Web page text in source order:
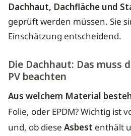
Dachhaut, Dachfläche und
geprüft werden müssen. Sie
Einschätzung entscheidend.
Die Dachhaut: Das muss
PV beachten
Aus welchem Material
Folie, oder EPDM? Wichtig ist
und, ob diese Asbest enthält